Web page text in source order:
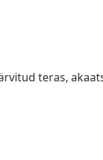
teras,